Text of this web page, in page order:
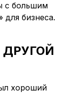
с большим
бизнеса.
ДРУГОЙ
хороший